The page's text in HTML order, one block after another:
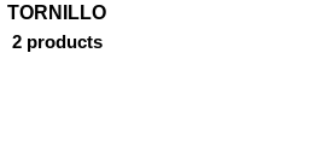
TORNILLO
2 products